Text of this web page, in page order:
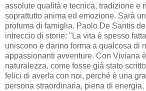
assolute qualità e tecnica, tradizione e
soprattutto anima ed emozione. Sarà
profuma di famiglia. Paolo De Santis
intreccio di storie: "La vita è spesso
uniscono e danno forma a qualcosa di
appassionanti avventure. Con Viviana
naturalezza, come fosse già stato
felici di averla con noi, perché è una
persona straordinaria, piena di